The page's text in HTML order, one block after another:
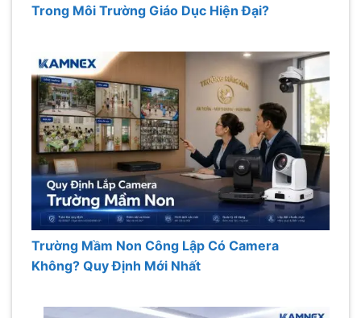
Trong Môi Trường Giáo Dục Hiện Đại?
Trường Mầm Non Công Lập Có Camera
Không? Quy Định Mới Nhất